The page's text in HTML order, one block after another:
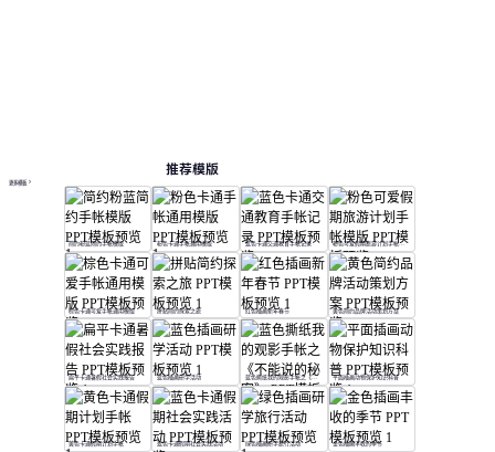
推荐模版
更多模板
简约粉蓝简约手帐模版 粉色卡通手帐通用模版 蓝色卡通交通教育手帐记录 粉色可爱假期旅游计划手帐模版
棕色卡通可爱手帐通用模版 拼贴简约探索之旅 红色插画新年春节 黄色简约品牌活动策划方案
扁平卡通暑假社会实践报告 蓝色插画研学活动 蓝色撕纸我的观影手帐之《不能说的秘密》 平面插画动物保护知识科普
黄色卡通假期计划手帐 蓝色卡通假期社会实践活动 绿色插画研学旅行活动 金色插画丰收的季节